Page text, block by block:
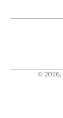
© 2026,